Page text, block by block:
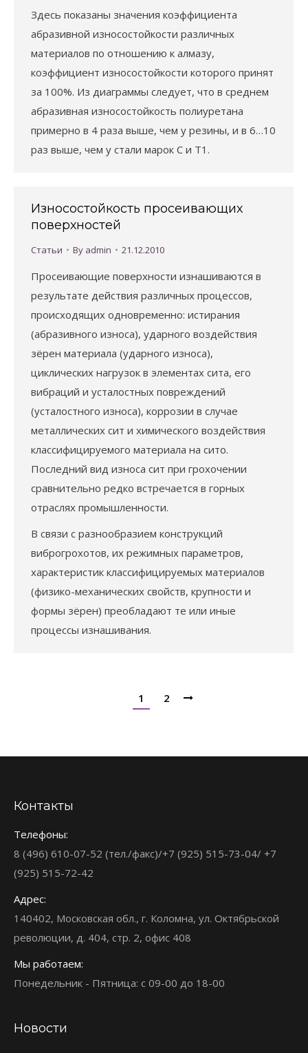
Здесь показаны значения коэффициента
абразивной износостойкости различных
материалов по отношению к алмазу,
коэффициент износостойкости которого принят
за 100%. Из диаграммы следует, что в среднем
абразивная износостойкость полиуретана
примерно в 4 раза выше, чем у резины, и в 6…10
раз выше, чем у стали марок С и Т1.
Износостойкость просеивающих
поверхностей
Статьи By admin 21.12.2010
Просеивающие поверхности изнашиваются в
результате действия различных процессов,
происходящих одновременно: истирания
(абразивного износа), ударного воздействия
зёрен материала (ударного износа),
циклических нагрузок в элементах сита, его
вибраций и усталостных повреждений
(усталостного износа), коррозии в случае
металлических сит и химического воздействия
классифицируемого материала на сито.
Последний вид износа сит при грохочении
сравнительно редко встречается в горных
отраслях промышленности.
В связи с разнообразием конструкций
виброгрохотов, их режимных параметров,
характеристик классифицируемых материалов
(физико-механических свойств, крупности и
формы зёрен) преобладают те или иные
процессы изнашивания.
1 2
Контакты
Телефоны:
8 (496) 610-07-52 (тел./факс)/+7 (925) 515-73-04/ +7
(925) 515-72-42
Адрес:
140402, Московская обл., г. Коломна, ул. Октябрьской
революции, д. 404, стр. 2, офис 408
Мы работаем:
Понедельник - Пятница: с 09-00 до 18-00
Новости